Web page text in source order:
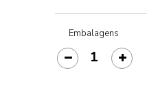
Embalagens